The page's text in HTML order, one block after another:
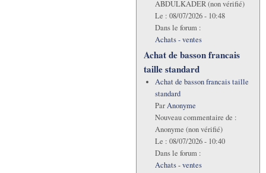
ABDULKADER (non vérifié)
Le : 08/07/2026 - 10:48
Dans le forum :
Achats - ventes
Achat de basson francais
taille standard
Achat de basson francais taille
standard
ParAnonyme
Nouveau commentaire de :
Anonyme (non vérifié)
Le : 08/07/2026 - 10:40
Dans le forum :
Achats - ventes